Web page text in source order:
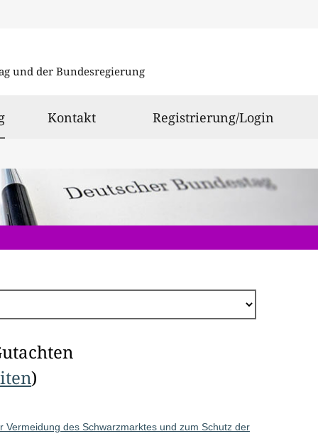
und der Bundesregierung
ausgewählt
Kontakt Registrierung/Login
)
des Schwarzmarktes und zum Schutz der